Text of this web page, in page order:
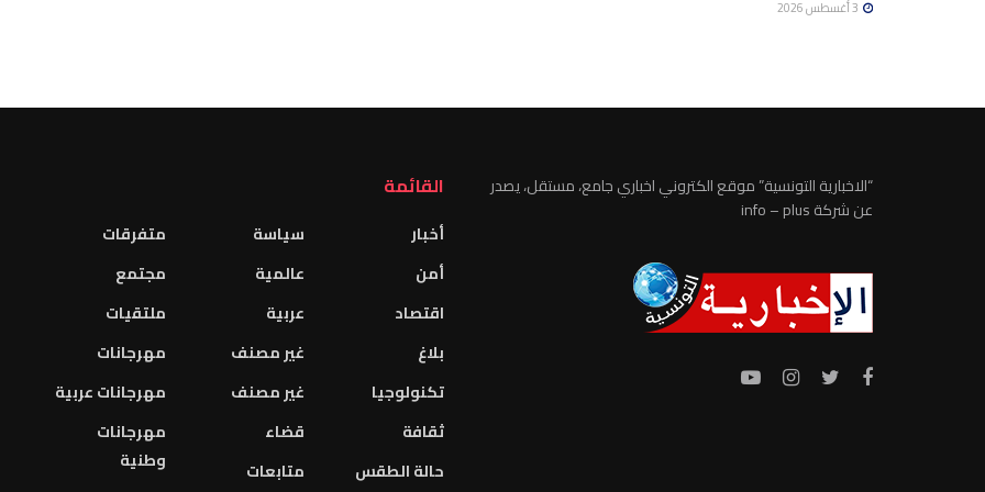
“الاخبارية التونسية” موقع الكتروني اخباري جامع، مستقل، يصدر
عن شركة info – plus
القائمة
أخبار
أمن
اقتصاد
بلاغ
تكنولوجيا
ثقافة
حالة الطقس
سياسة
عالمية
عربية
غير مصنف
غير مصنف
قضاء
متابعات
متفرقات
مجتمع
ملتقيات
مهرجانات
مهرجانات عربية
مهرجانات
وطنية